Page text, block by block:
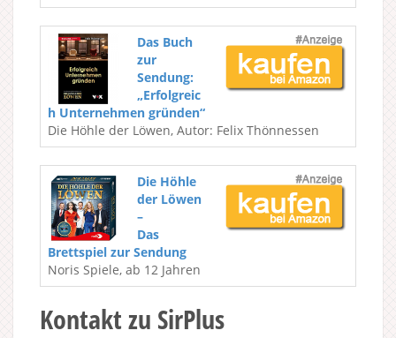
Das Buch
zur
Sendung:
„Erfolgreic
h Unternehmen gründen“
Die Höhle der Löwen, Autor: Felix Thönnessen
Die Höhle
der Löwen
–
Das
Brettspiel zur Sendung
Noris Spiele, ab 12 Jahren
Kontakt zu SirPlus